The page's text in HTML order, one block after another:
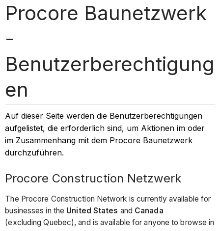
Procore Baunetzwerk
-
Benutzerberechtigung
en
Auf dieser Seite werden die Benutzerberechtigungen
aufgelistet, die erforderlich sind, um Aktionen im oder
im Zusammenhang mit dem Procore Baunetzwerk
durchzuführen.
Procore Construction Netzwerk
The Procore Construction Network is currently available for
businesses in the United States and Canada
(excluding Quebec), and is available for anyone to browse in